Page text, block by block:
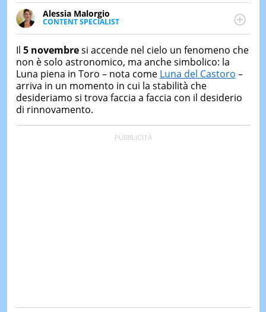
DI
IERI
Alessia Malorgio
CONTENT SPECIALIST
Ha conseguito un Master in Marketing Management
occupa della creazione di contenuti in ottica SEO e
dello sviluppo di strategie marketing attraverso
canali digitali.
Il 5 novembresi accende nel cielo un fenomeno che
non è solo astronomico, ma anche simbolico: la
Luna piena in Toro – nota come Luna del Castoro –
arriva in un momento in cui la stabilità che
desideriamo si trova faccia a faccia con il desiderio
di rinnovamento.